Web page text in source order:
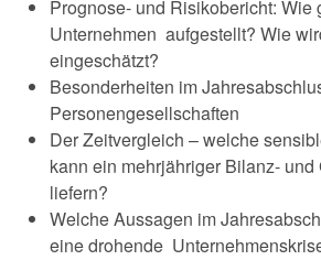
Prognose- und Risikobericht: Wie
Unternehmen aufgestellt? Wie
eingeschätzt?
Besonderheiten im
Personengesellschaften
Der Zeitvergleich – welche
kann ein mehrjähriger Bilanz- und
liefern?
Welche Aussagen im
eine drohende